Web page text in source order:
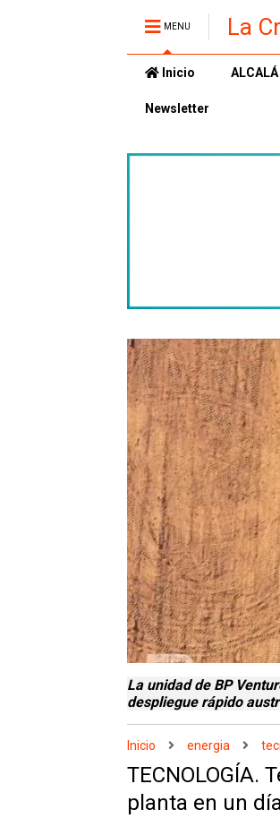
MENU La
Inicio ALCALÁ
Newsletter
La unidad de BP
despliegue rápido
Inicio energia
TECNOLOGÍA.
planta en un